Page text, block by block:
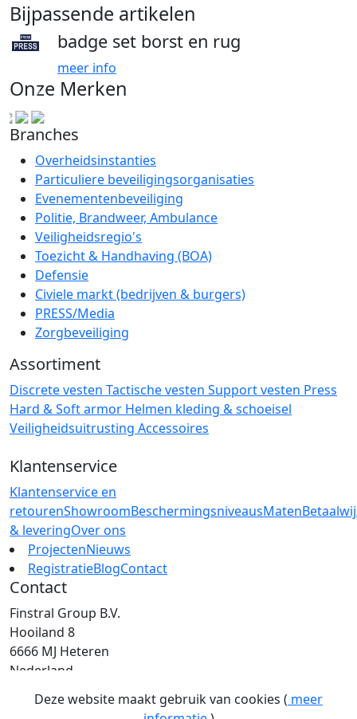
Bijpassende artikelen
badge set borst en rug
meer info
Onze Merken
Branches
Overheidsinstanties
Particuliere beveiligingsorganisaties
Evenementenbeveiliging
Politie, Brandweer, Ambulance
Veiligheidsregio's
Toezicht & Handhaving (BOA)
Defensie
Civiele markt (bedrijven & burgers)
PRESS/Media
Zorgbeveiliging
Assortiment
Discrete vesten Tactische vesten Support vesten Press
Hard & Soft armor Helmen kleding & schoeisel
Veiligheidsuitrusting Accessoires
Klantenservice
Klantenservice en
retourenShowroomBeschermingsniveausMaten
& leveringOver ons
ProjectenNieuws
RegistratieBlogContact
Contact
Finstral Group B.V.
Hooiland 8
6666 MJ Heteren
Nederland
E: info@finstral.nl
Deze website maakt gebruik van cookies ( meer